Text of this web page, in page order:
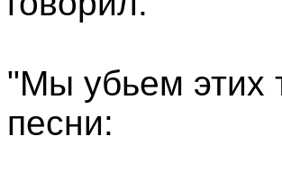
"Мы убьем этих
песни: